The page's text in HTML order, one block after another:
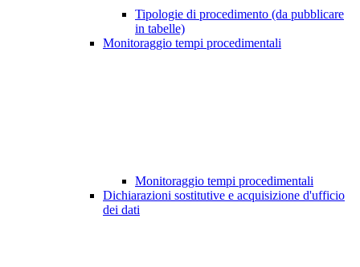
Tipologie di procedimento (da pubblicare
in tabelle)
Monitoraggio tempi procedimentali
Monitoraggio tempi procedimentali
Dichiarazioni sostitutive e acquisizione d'ufficio
dei dati